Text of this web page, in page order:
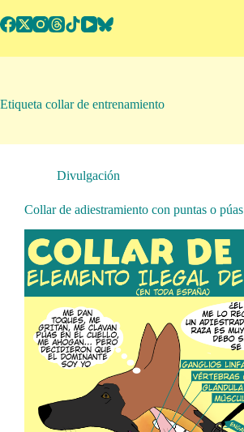
Etiqueta collar de entrenamiento
Divulgación
Collar de adiestramiento con puntas o púas